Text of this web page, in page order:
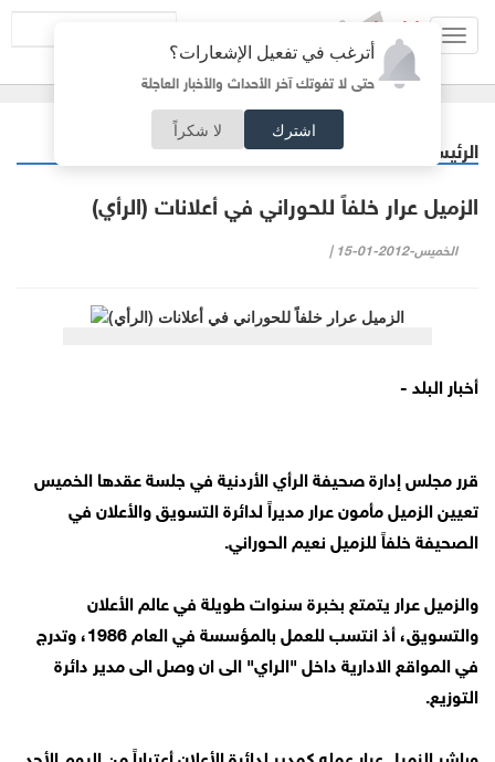
أترغب في تفعيل الإشعارات؟
حتى لا تفوتك آخر الأحداث والأخبار العاجلة
اشترك لا شكراً
الرئيسية خبر وصورة
الزميل عرار خلفاً للحوراني في أعلانات (الرأي)
الخميس-2012-01-15 |
أخبار البلد -
قرر مجلس إدارة صحيفة الرأي الأردنية في جلسة عقدها الخميس
تعيين الزميل مأمون عرار مديراً لدائرة التسويق والأعلان في
الصحيفة خلفاً للزميل نعيم الحوراني.
والزميل عرار يتمتع بخبرة سنوات طويلة في عالم الأعلان
والتسويق، أذ انتسب للعمل بالمؤسسة في العام 1986، وتدرج
في المواقع الادارية داخل "الراي" الى ان وصل الى مدير دائرة
التوزيع.
وباشر الزميل عرار عمله كمدير لدائرة الأعلان أعتباراً من اليوم الأحد.